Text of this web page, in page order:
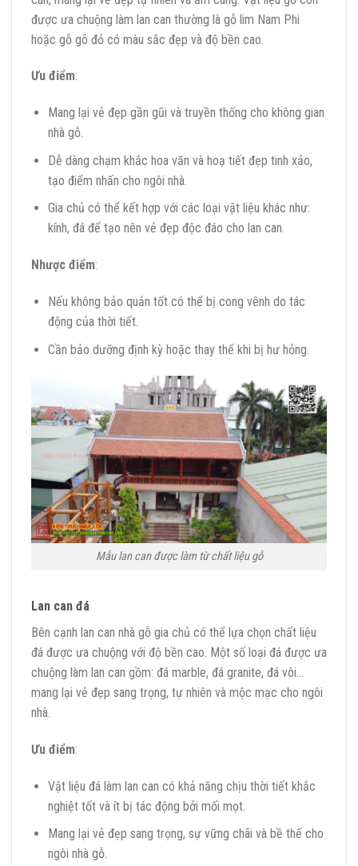
được ưa chuộng làm lan can thường là gỗ lim Nam Phi
hoặc gỗ gõ đỏ có màu sắc đẹp và độ bền cao.
Ưu điểm:
Mang lại vẻ đẹp gần gũi và truyền thống cho không gian
nhà gỗ.
Dễ dàng chạm khắc hoa văn và hoạ tiết đẹp tinh xảo,
tạo điểm nhấn cho ngôi nhà.
Gia chủ có thể kết hợp với các loại vật liệu khác như:
kính, đá để tạo nên vẻ đẹp độc đáo cho lan can.
Nhược điểm:
Nếu không bảo quản tốt có thể bị cong vênh do tác
động của thời tiết.
Cần bảo dưỡng định kỳ hoặc thay thế khi bị hư hỏng.
Mẫu lan can được làm từ chất liệu gỗ
Lan can đá
Bên cạnh lan can nhà gỗ gia chủ có thể lựa chọn chất liệu
đá được ưa chuộng với độ bền cao. Một số loại đá được ưa
chuộng làm lan can gồm: đá marble, đá granite, đá vôi…
mang lại vẻ đẹp sang trọng, tự nhiên và mộc mạc cho ngôi
nhà.
Ưu điểm:
Vật liệu đá làm lan can có khả năng chịu thời tiết khắc
nghiệt tốt và ít bị tác động bởi mối mọt.
Mang lại vẻ đẹp sang trọng, sự vững chãi và bề thế cho
ngôi nhà gỗ.